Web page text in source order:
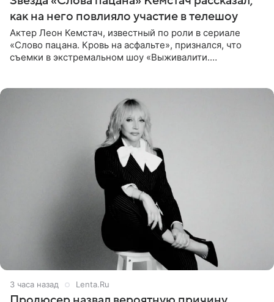
как на него повлияло участие в телешоу
Актер Леон Кемстач, известный по роли в сериале
«Слово пацана. Кровь на асфальте», признался, что
съемки в экстремальном шоу «Выживалити.
3 часа назад Lenta.Ru